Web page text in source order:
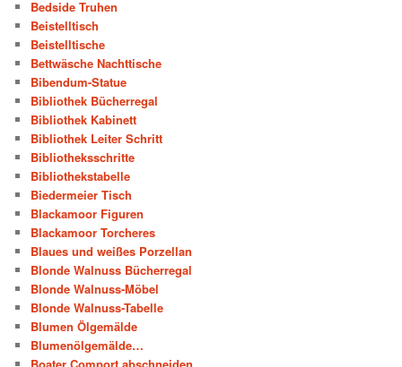
Bedside Truhen
Beistelltisch
Beistelltische
Bettwäsche Nachttische
Bibendum-Statue
Bibliothek Bücherregal
Bibliothek Kabinett
Bibliothek Leiter Schritt
Bibliotheksschritte
Bibliothekstabelle
Biedermeier Tisch
Blackamoor Figuren
Blackamoor Torcheres
Blaues und weißes Porzellan
Blonde Walnuss Bücherregal
Blonde Walnuss-Möbel
Blonde Walnuss-Tabelle
Blumen Ölgemälde
Blumenölgemälde…